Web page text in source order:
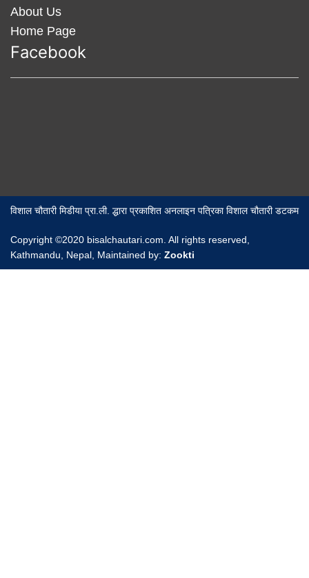
About Us
Home Page
Facebook
विशाल चौतारी मिडीया प्रा.ली. द्धारा प्रकाशित अनलाइन पत्रिका विशाल चौतारी डटकम
Copyright ©2020 bisalchautari.com. All rights reserved,
Kathmandu, Nepal, Maintained by: Zookti